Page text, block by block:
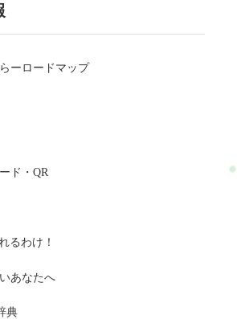
ーロードマップ
ド・QR
るわけ！
あなたへ
典